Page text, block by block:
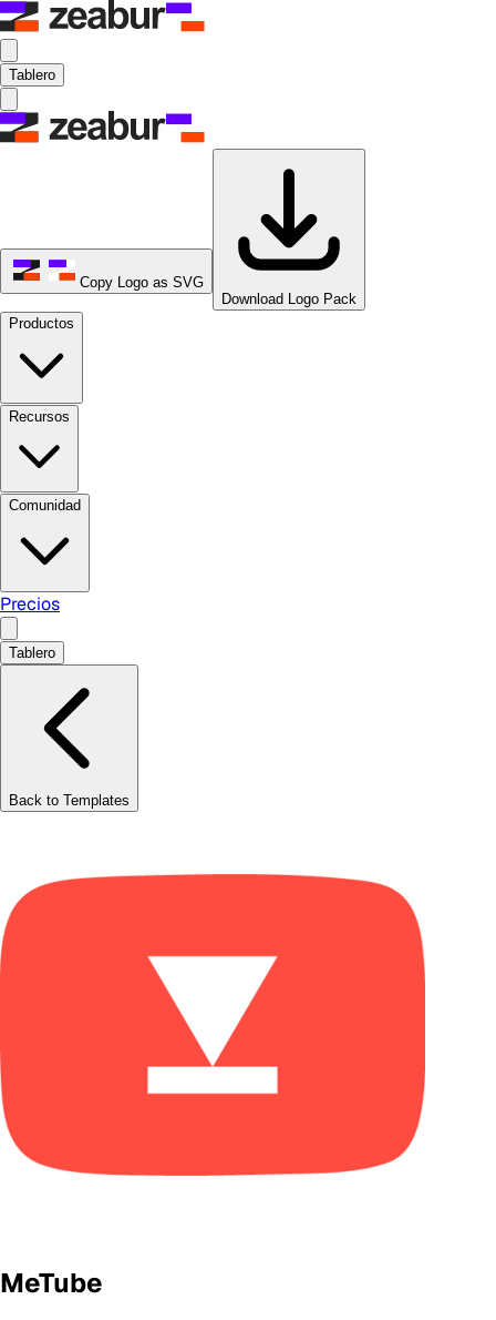
Tablero
Copy Logo as SVG
Download Logo Pack
Productos
Recursos
Comunidad
Precios
Tablero
Back to Templates
MeTube